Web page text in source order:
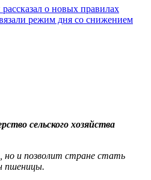
о новых правилах
режим дня со снижением
сельского хозяйства
но и позволит стране стать
пшеницы.